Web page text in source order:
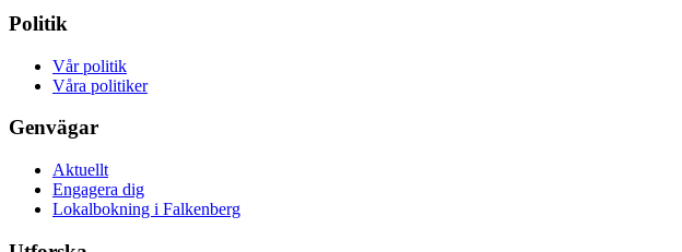
Politik
Vår politik
Våra politiker
Genvägar
Aktuellt
Engagera dig
Lokalbokning i Falkenberg